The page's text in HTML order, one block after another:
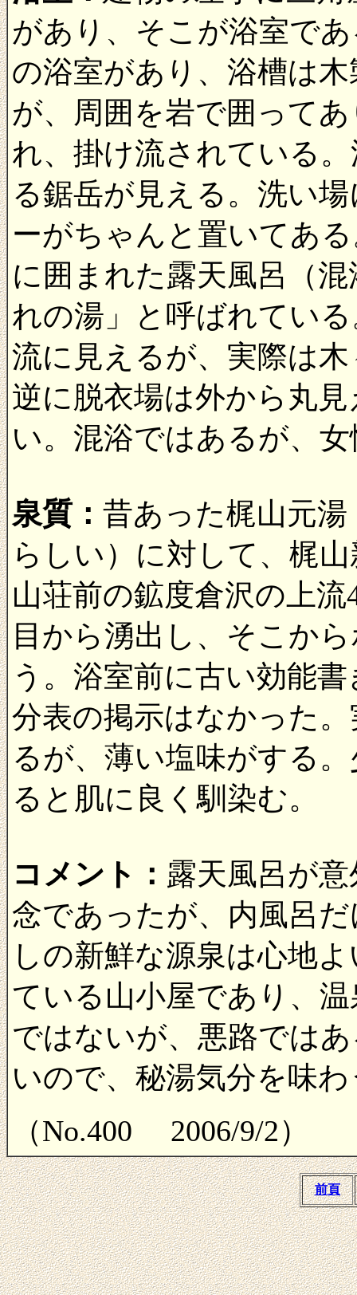
があり、そこが浴室で
の浴室があり、浴槽は
が、周囲を岩で囲って
れ、掛け流されている
る鋸岳が見える。洗い
ーがちゃんと置いてあ
に囲まれた露天風呂（
れの湯」と呼ばれてい
流に見えるが、実際は
逆に脱衣場は外から丸
い。混浴ではあるが、
泉質： 昔あった梶山元
らしい）に対して、梶
山荘前の鉱度倉沢の上
目から湧出し、そこか
う。浴室前に古い効能
分表の掲示はなかった
るが、薄い塩味がする
ると肌に良く馴染む。
コメント： 露天風呂が
念であったが、内風呂
しの新鮮な源泉は心地
ている山小屋であり、
ではないが、悪路では
いので、秘湯気分を味
（No.400 2006/9/2）
前頁